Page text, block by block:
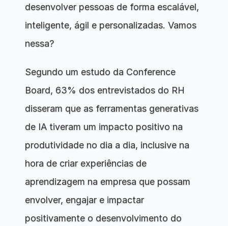
desenvolver pessoas de forma escalável,
inteligente, ágil e personalizadas. Vamos
nessa?
Segundo um estudo da Conference
Board, 63% dos entrevistados do RH
disseram que as ferramentas generativas
de IA tiveram um impacto positivo na
produtividade no dia a dia, inclusive na
hora de criar experiências de
aprendizagem na empresa que possam
envolver, engajar e impactar
positivamente o desenvolvimento do